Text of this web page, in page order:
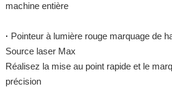
machine entière
· Pointeur à lumière rouge marquage de
Source laser Max
Réalisez la mise au point rapide et le
précision